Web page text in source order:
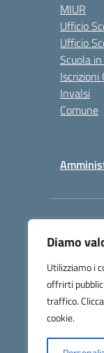
Diamo
Utilizziamo i
offrirti
traffico.
cookie.
MIUR
Ufficio
Ufficio
Scuola
Iscrizioni
Invalsi
Comune